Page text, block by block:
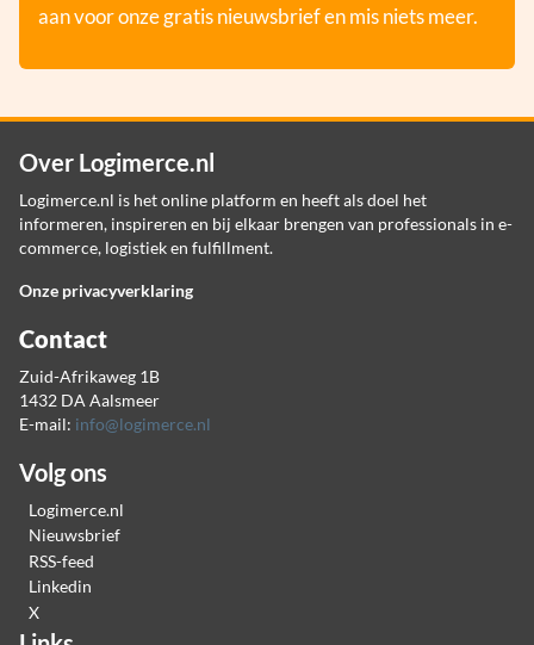
aan voor onze gratis nieuwsbrief en mis niets meer.
Over Logimerce.nl
Logimerce.nl is het online platform en heeft als doel het
informeren, inspireren en bij elkaar brengen van professionals in e-
commerce, logistiek en fulfillment.
Onze privacyverklaring
Contact
Zuid-Afrikaweg 1B
1432 DA Aalsmeer
E-mail: info@logimerce.nl
Volg ons
Logimerce.nl
Nieuwsbrief
RSS-feed
Linkedin
X